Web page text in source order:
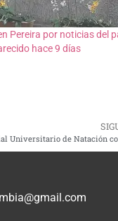
Pereira por noticias del
hace 9 días
Universitario de Natación